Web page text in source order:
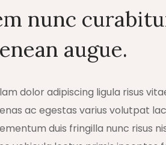
nunc
augue.
dolor adipiscing ligula risus
ac egestas varius volutpat
duis fringilla nunc risus